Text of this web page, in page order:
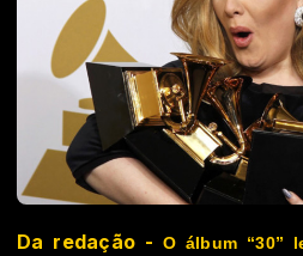
Da redação - O álbum “30”